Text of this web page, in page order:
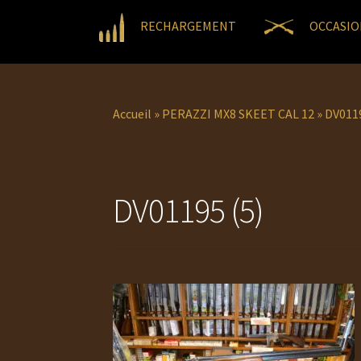
RECHARGEMENT
Accueil » PERAZZI MX8 SKEET CAL 12 »
DV01195 (5)